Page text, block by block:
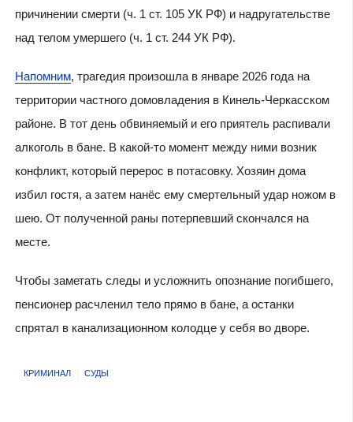
причинении смерти (ч. 1 ст. 105 УК РФ) и надругательстве
над телом умершего (ч. 1 ст. 244 УК РФ).
Напомним, трагедия произошла в январе 2026 года на
территории частного домовладения в Кинель-Черкасском
районе. В тот день обвиняемый и его приятель распивали
алкоголь в бане. В какой-то момент между ними возник
конфликт, который перерос в потасовку. Хозяин дома
избил гостя, а затем нанёс ему смертельный удар ножом в
шею. От полученной раны потерпевший скончался на
месте.
Чтобы заметать следы и усложнить опознание погибшего,
пенсионер расчленил тело прямо в бане, а останки
спрятал в канализационном колодце у себя во дворе.
КРИМИНАЛ СУДЫ